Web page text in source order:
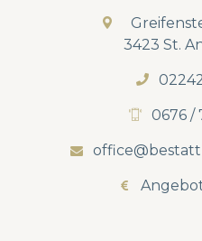
3423 St.
0676 /